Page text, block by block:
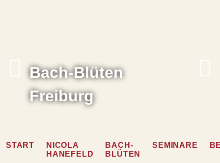
Bach-Blüten
Freiburg
START
NICOLA
HANEFELD
BACH-
BLÜTEN
SEMINARE